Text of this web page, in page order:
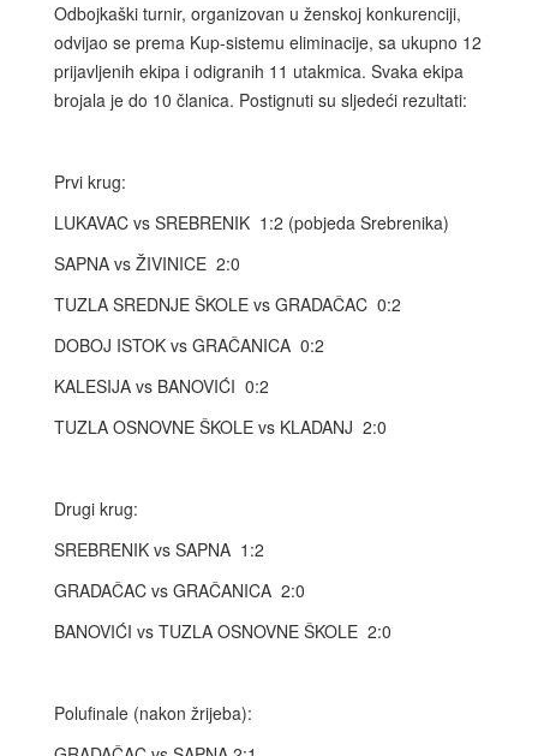
Odbojkaški turnir, organizovan u ženskoj konkurenciji,
odvijao se prema Kup-sistemu eliminacije, sa ukupno 12
prijavljenih ekipa i odigranih 11 utakmica. Svaka ekipa
brojala je do 10 članica. Postignuti su sljedeći rezultati:
Prvi krug:
LUKAVAC vs SREBRENIK 1:2 (pobjeda Srebrenika)
SAPNA vs ŽIVINICE 2:0
TUZLA SREDNJE ŠKOLE vs GRADAČAC 0:2
DOBOJ ISTOK vs GRAČANICA 0:2
KALESIJA vs BANOVIĆI 0:2
TUZLA OSNOVNE ŠKOLE vs KLADANJ 2:0
Drugi krug:
SREBRENIK vs SAPNA 1:2
GRADAČAC vs GRAČANICA 2:0
BANOVIĆI vs TUZLA OSNOVNE ŠKOLE 2:0
Polufinale (nakon žrijeba):